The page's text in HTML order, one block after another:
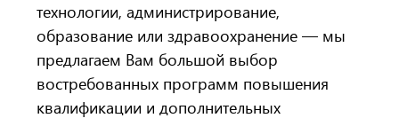
технологии, администрирование,
образование или здравоохранение — мы
предлагаем Вам большой выбор
востребованных программ повышения
квалификации и дополнительных